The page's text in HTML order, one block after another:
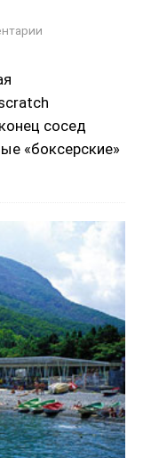
сосед
«боксерские»